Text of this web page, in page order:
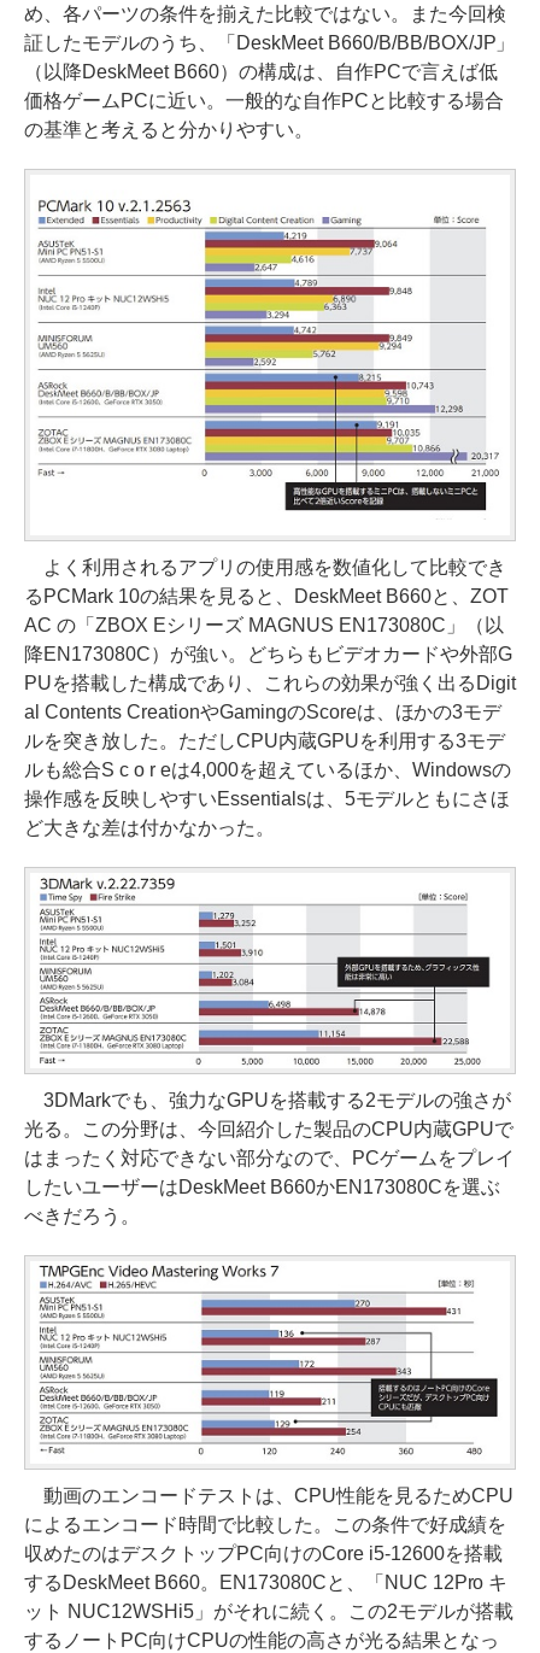
め、各パーツの条件を揃えた比較ではない。また今回検
証したモデルのうち、「DeskMeet B660/B/BB/BOX/JP」
（以降DeskMeet B660）の構成は、自作PCで言えば低
価格ゲームPCに近い。一般的な自作PCと比較する場合
の基準と考えると分かりやすい。
よく利用されるアプリの使用感を数値化して比較でき
るPCMark 10の結果を見ると、DeskMeet B660と、ZOT
AC の「ZBOX Eシリーズ MAGNUS EN173080C」（以
降EN173080C）が強い。どちらもビデオカードや外部G
PUを搭載した構成であり、これらの効果が強く出るDigit
al Contents CreationやGamingのScoreは、ほかの3モデ
ルを突き放した。ただしCPU内蔵GPUを利用する3モデ
ルも総合S c o r eは4,000を超えているほか、Windowsの
操作感を反映しやすいEssentialsは、5モデルともにさほ
ど大きな差は付かなかった。
3DMarkでも、強力なGPUを搭載する2モデルの強さが
光る。この分野は、今回紹介した製品のCPU内蔵GPUで
はまったく対応できない部分なので、PCゲームをプレイ
したいユーザーはDeskMeet B660かEN173080Cを選ぶ
べきだろう。
動画のエンコードテストは、CPU性能を見るためCPU
によるエンコード時間で比較した。この条件で好成績を
収めたのはデスクトップPC向けのCore i5-12600を搭載
するDeskMeet B660。EN173080Cと、「NUC 12Pro キ
ット NUC12WSHi5」がそれに続く。この2モデルが搭載
するノートPC向けCPUの性能の高さが光る結果となっ